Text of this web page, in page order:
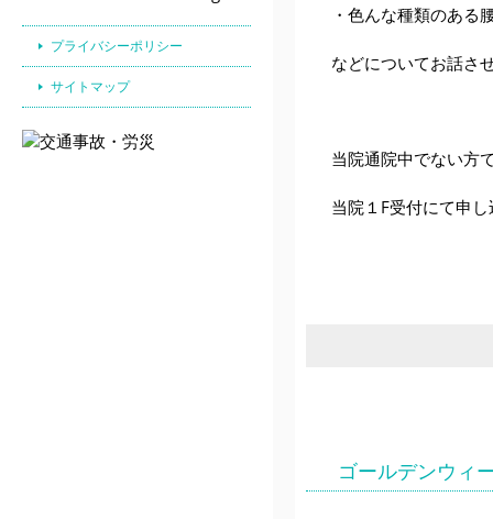
プライバシーポリシー
サイトマップ
・色んな種類のある
などについてお話さ
当院通院中でない方
当院１F受付にて申
ゴールデンウィ